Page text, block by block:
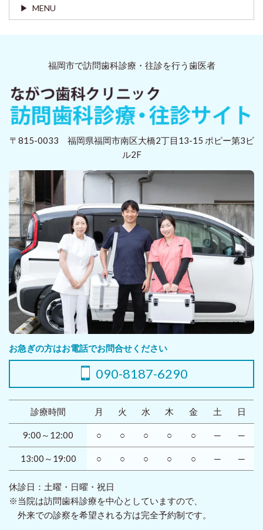
MENU
福岡市で訪問歯科診療・往診を行う歯医者
〒815-0033 福岡県福岡市南区大橋2丁目13-15 ポピー第3ビ
ル2F
お急ぎの方はお電話でお問合せください
090-8187-6290
診療時間 月 火 水 木 金 土 日
9:00～12:00 ○ ○ ○ ○ ○ ─ ─
13:00～19:00 ○ ○ ○ ○ ○ ─ ─
休診日：土曜・日曜・祝日
※当院は訪問歯科診療を中心としていますので、
外来での診察を希望される方は完全予約制です。